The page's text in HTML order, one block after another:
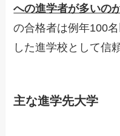
への進学者が多いの
の合格者は例年100
した進学校として信
主な進学先大学